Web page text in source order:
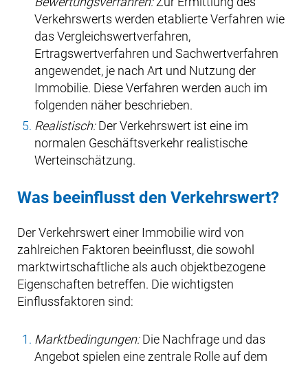
Verkehrswerts werden etablierte Verfahren wie
das Vergleichswertverfahren,
Ertragswertverfahren und Sachwertverfahren
angewendet, je nach Art und Nutzung der
Immobilie. Diese Verfahren werden auch im
folgenden näher beschrieben.
Realistisch:Der Verkehrswert ist eine im
normalen Geschäftsverkehr realistische
Werteinschätzung.
Was beeinflusst den Verkehrswert?
Der Verkehrswert einer Immobilie wird von
zahlreichen Faktoren beeinflusst, die sowohl
marktwirtschaftliche als auch objektbezogene
Eigenschaften betreffen. Die wichtigsten
Einflussfaktoren sind:
Marktbedingungen:Die Nachfrage und das
Angebot spielen eine zentrale Rolle auf dem